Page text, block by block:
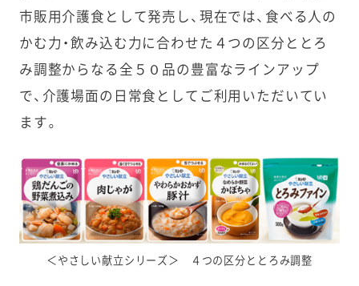
市販用介護食として発売し、現在では、食べる人の
かむ力・飲み込む力に合わせた４つの区分ととろ
み調整からなる全５０品の豊富なラインアップ
で、介護場面の日常食としてご利用いただいてい
ます。
＜やさしい献立シリーズ＞ ４つの区分ととろみ調整